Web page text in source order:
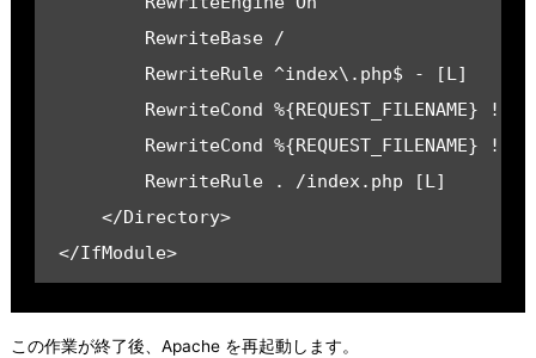
        RewriteBase /
        RewriteRule ^index\.php$ - [L]
        RewriteCond %{REQUEST_FILENAME} !-f
        RewriteCond %{REQUEST_FILENAME} !-d
        RewriteRule . /index.php [L]
    </Directory>
</IfModule>
この作業が終了後、Apache を再起動します。